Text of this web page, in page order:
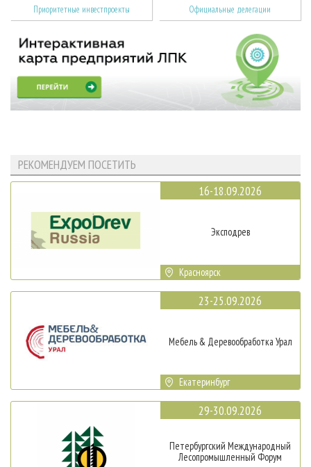
Приоритетные инвестпроекты Официальные делегации
РЕКОМЕНДУЕМ ПОСЕТИТЬ
16-18.09.2026
Эксподрев
Красноярск
23-25.09.2026
Мебель & Деревообработка Урал
Екатеринбург
29-30.09.2026
Петербургский Международный
Лесопромышленный Форум